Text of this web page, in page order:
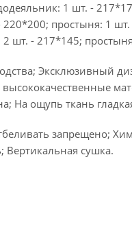
1 шт. -
простыня: 1
2 шт. - 217*145;
Эксклюзивный
высококачественные
На ощупь ткань
запрещено;
сушка.